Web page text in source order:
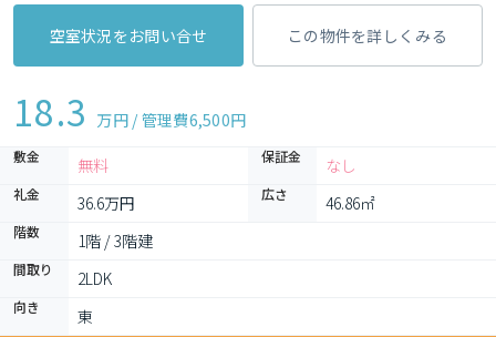
空室状況をお問い合せ この物件を詳しくみる
18.3 万円 / 管理費6,500円
敷金 無料 保証金 なし
礼金 36.6万円 広さ 46.86㎡
階数 1階 / 3階建
間取り 2LDK
向き
東